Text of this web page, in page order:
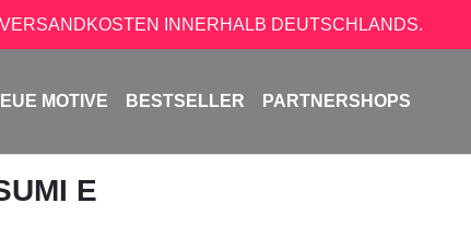
INNERHALB DEUTSCHLANDS.
MOTIVE BESTSELLER PARTNERSHOPS
E